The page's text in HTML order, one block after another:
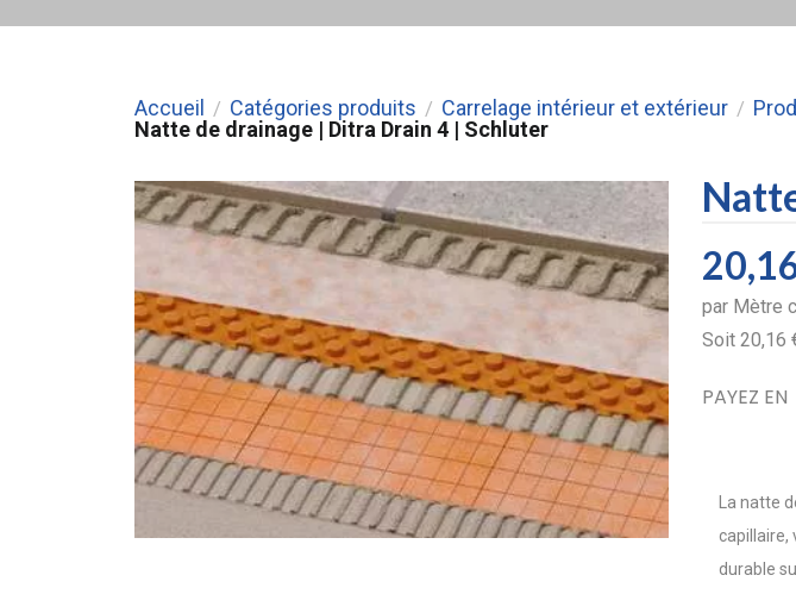
Accueil / Catégories produits / Carrelage intérieur et extérieur /
Natte de drainage | Ditra Drain 4 | Schluter
par Mètre
Soit20,16
PAYEZ EN
La natte
capillaire,
durable